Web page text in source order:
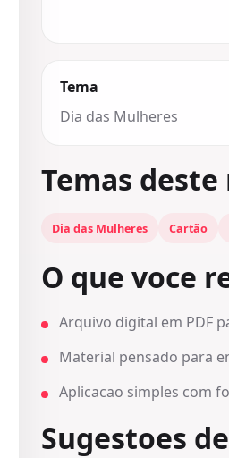
Tema
Dia das Mulheres
Temas
Dia das Mulheres Cartão
O que voce
Arquivo digital em PDF
Material pensado para
Aplicacao simples com
Sugestoes